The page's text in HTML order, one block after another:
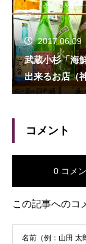
2017.06.09
武蔵小杉「海
出来るお店（
コメント
0 コメ
この記事へのコ
名前（例：山田 太